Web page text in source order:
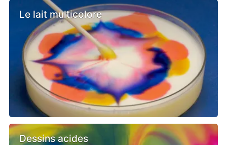
Le lait multicolore
Dessins acides